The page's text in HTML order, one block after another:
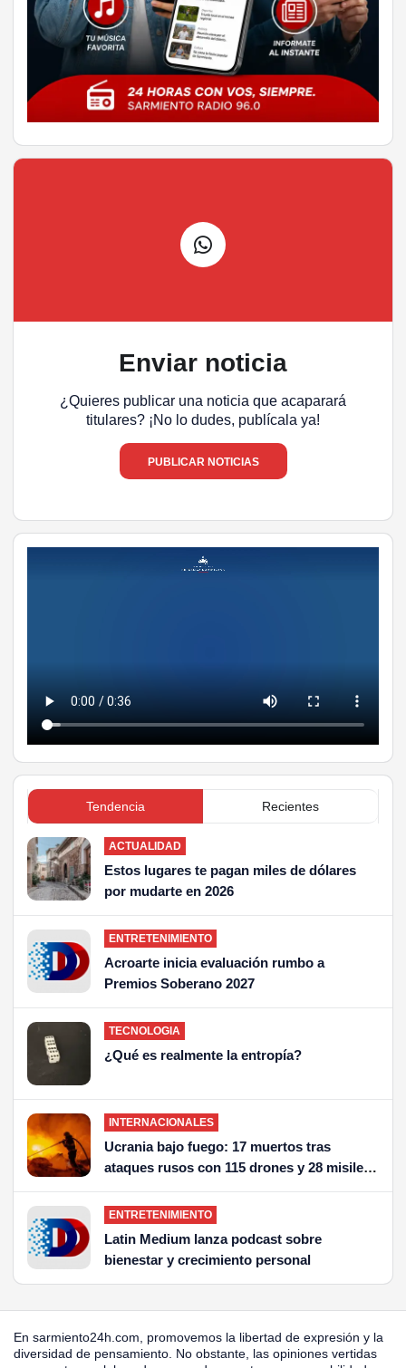
Enviar noticia
¿Quieres publicar una noticia que acaparará
titulares? ¡No lo dudes, publícala ya!
PUBLICAR NOTICIAS
Tendencia Recientes
ACTUALIDAD
Estos lugares te pagan miles de dólares
por mudarte en 2026
ENTRETENIMIENTO
Acroarte inicia evaluación rumbo a
Premios Soberano 2027
TECNOLOGIA
¿Qué es realmente la entropía?
INTERNACIONALES
Ucrania bajo fuego: 17 muertos tras
ataques rusos con 115 drones y 28 misiles
que siembran el terror en Kiev
ENTRETENIMIENTO
Latin Medium lanza podcast sobre
bienestar y crecimiento personal
En sarmiento24h.com, promovemos la libertad de expresión y la
diversidad de pensamiento. No obstante, las opiniones vertidas